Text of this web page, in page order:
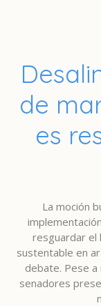
de
es
La moción
resguardar el
sustentable en
debate. Pese a
senadores